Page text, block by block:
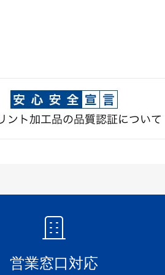
営業窓口対応